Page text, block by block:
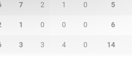
7 2 1 0 5
1 0 0 0 6
3 3 4 0 14